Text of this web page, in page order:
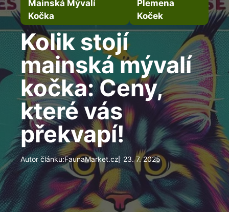
Mainská Mývalí
Kočka
Plemena
Koček
Kolik stojí
mainská mývalí
kočka: Ceny,
které vás
překvapí!
Autor článku:FaunaMarket.cz 23. 7. 2025